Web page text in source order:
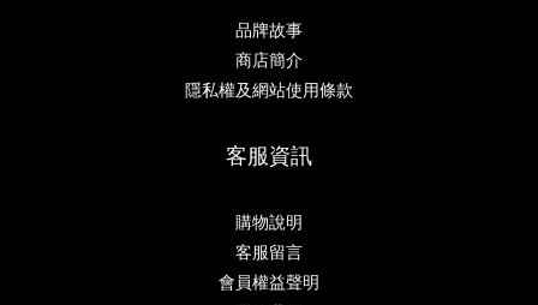
品牌故事
商店簡介
隱私權及網站使用條款
客服資訊
購物說明
客服留言
會員權益聲明